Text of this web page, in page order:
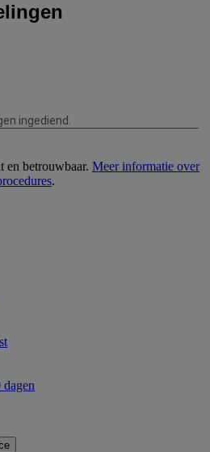
en betrouwbaar. Meer informatie over
.